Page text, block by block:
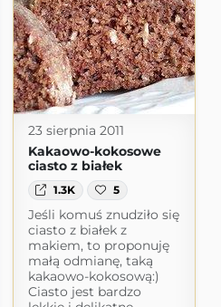
23 sierpnia 2011
Kakaowo-kokosowe
ciasto z białek
1.3K 5
Jeśli komuś znudziło się
ciasto z białek z
makiem, to proponuję
małą odmianę, taką
kakaowo-kokosową:)
Ciasto jest bardzo